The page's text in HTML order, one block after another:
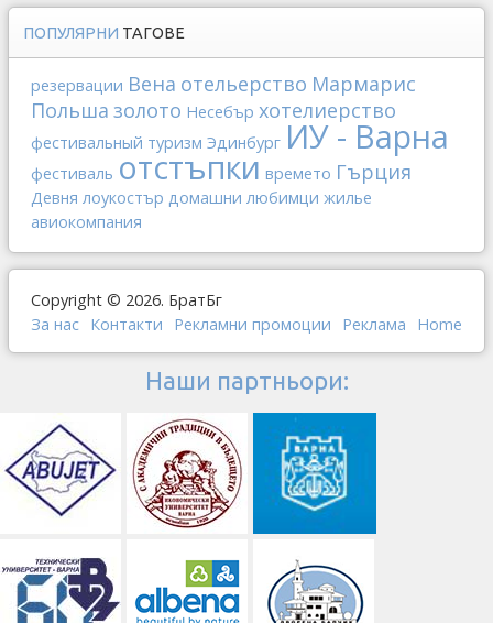
ПОПУЛЯРНИ ТАГОВЕ
резервации Вена отельерство Мармарис
Польша золото Несебър хотелиерство
фестивальный туризм Эдинбург ИУ - Варна
фестиваль отстъпки времето Гърция
Девня лоукостър домашни любимци жилье
авиокомпания
Copyright © 2026. БратБг
За нас Контакти Рекламни промоции Реклама Home
Наши партньори: